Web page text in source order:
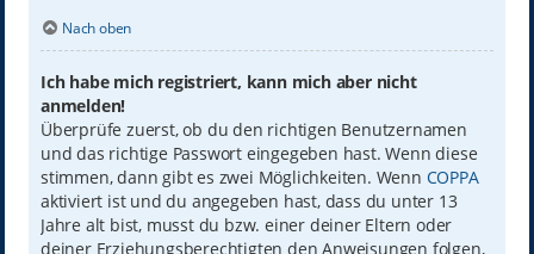
Nach oben
Ich habe mich registriert, kann mich aber nicht
anmelden!
Überprüfe zuerst, ob du den richtigen Benutzernamen
und das richtige Passwort eingegeben hast. Wenn diese
stimmen, dann gibt es zwei Möglichkeiten. Wenn COPPA
aktiviert ist und du angegeben hast, dass du unter 13
Jahre alt bist, musst du bzw. einer deiner Eltern oder
deiner Erziehungsberechtigten den Anweisungen folgen,